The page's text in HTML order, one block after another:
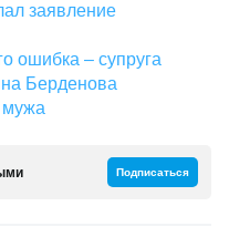
заявление
ошибка – супруга
Берденова
мужа
Подписаться